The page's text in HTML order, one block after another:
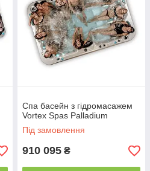
Спа басейн з гідромасажем
Vortex Spas Palladium
Під замовлення
910 095 ₴